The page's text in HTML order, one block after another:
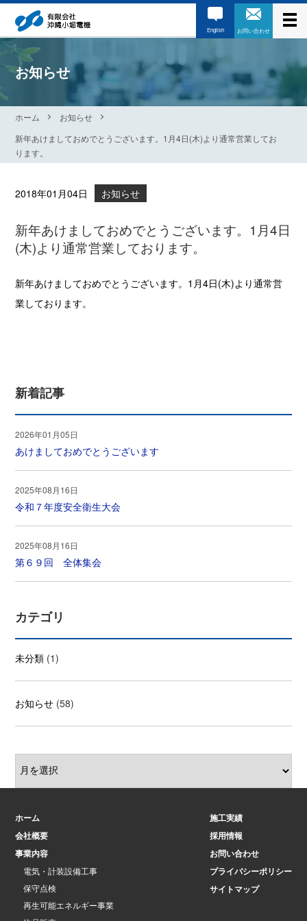
English お問い合わせ
お知らせ
ホーム
お知らせ
新年あけましておめでとうございます。1月4日(木)より通常営業してお
ります。
2018年01月04日 お知らせ
新年あけましておめでとうございます。1月4日
(木)より通常営業しております。
新年あけましておめでとうございます。1月4日(木)より通常営
業しております。
新着記事
2026年01月05日
あけましておめでとうございます
2025年08月16日
令和７年度安全衛生大会
2025年08月16日
第６９回 全体集会
カテゴリ
未分類 (1)
お知らせ (58)
ホーム
会社概要
事業内容
電気・計装設備工事
保守点検
再生可能エネルギー事業
施工実績
採用情報
お問い合わせ
プライバシーポリシー
サイトマップ